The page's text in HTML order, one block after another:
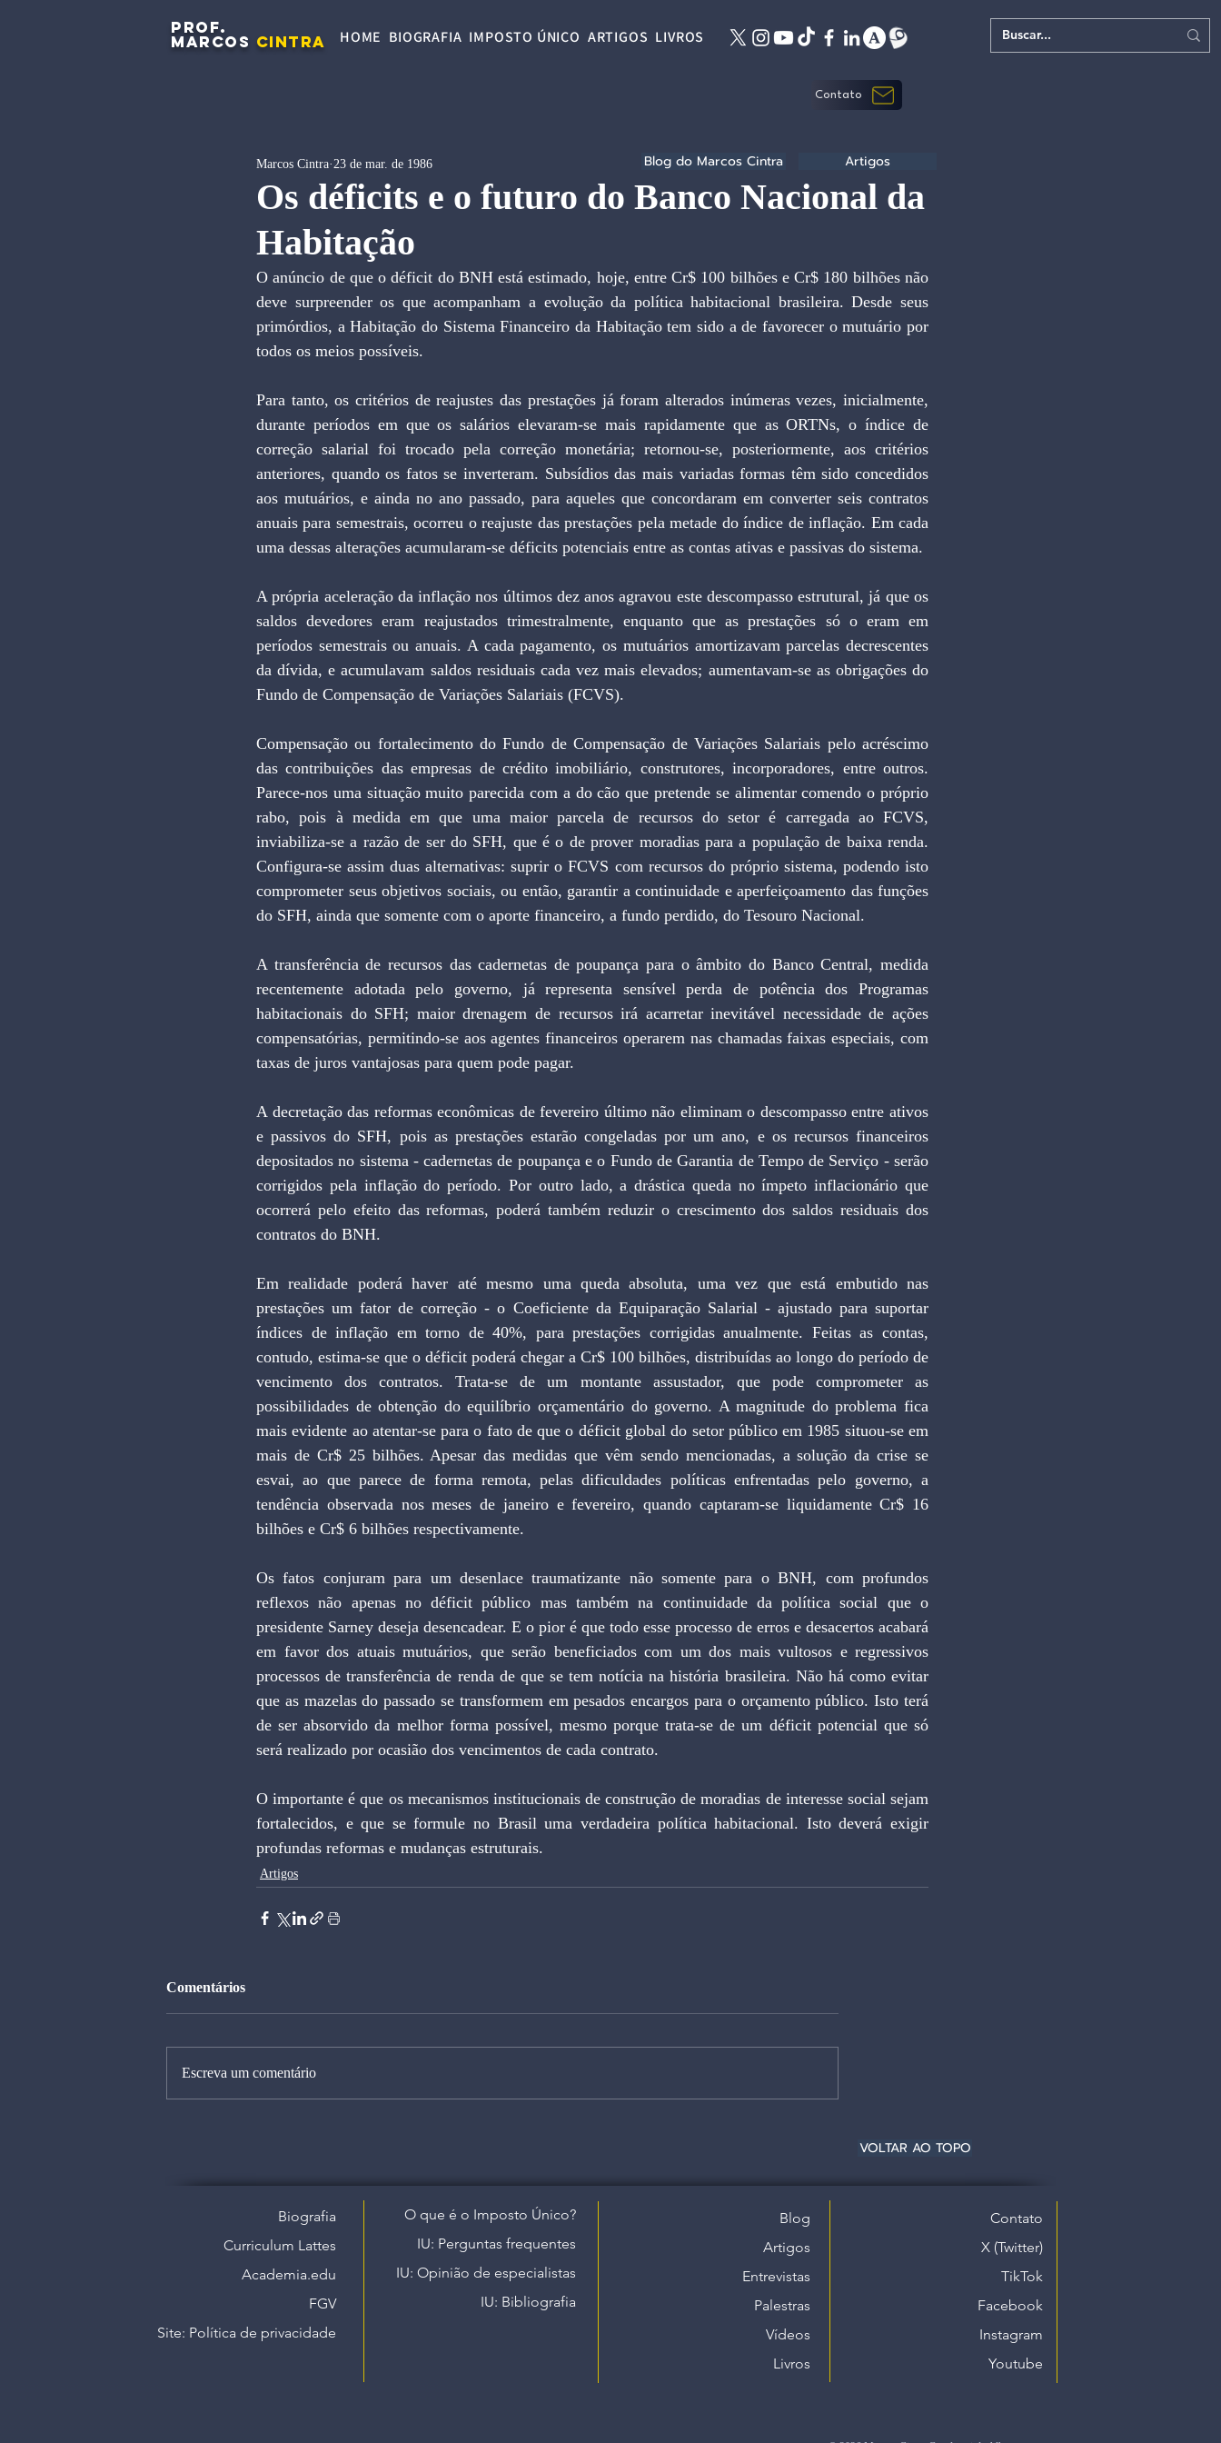
PROF.
MARCOS CINTRA HOME BIOGRAFIA IMPOSTO ÚNICO ARTIGOS LIVROS
Contato
Os déficits e o futuro do Banco Nacional da
Habitação
Marcos Cintra 23 de mar. de 1986
O anúncio de que o déficit do BNH está estimado, hoje, entre Cr$ 100 bilhões e Cr$ 180 bilhões não
deve surpreender os que acompanham a evolução da política habitacional brasileira. Desde seus
primórdios, a Habitação do Sistema Financeiro da Habitação tem sido a de favorecer o mutuário por
todos os meios possíveis.
Para tanto, os critérios de reajustes das prestações já foram alterados inúmeras vezes, inicialmente,
durante períodos em que os salários elevaram-se mais rapidamente que as ORTNs, o índice de
correção salarial foi trocado pela correção monetária; retornou-se, posteriormente, aos critérios
anteriores, quando os fatos se inverteram. Subsídios das mais variadas formas têm sido concedidos
aos mutuários, e ainda no ano passado, para aqueles que concordaram em converter seis contratos
anuais para semestrais, ocorreu o reajuste das prestações pela metade do índice de inflação. Em cada
uma dessas alterações acumularam-se déficits potenciais entre as contas ativas e passivas do sistema.
A própria aceleração da inflação nos últimos dez anos agravou este descompasso estrutural, já que os
saldos devedores eram reajustados trimestralmente, enquanto que as prestações só o eram em
períodos semestrais ou anuais. A cada pagamento, os mutuários amortizavam parcelas decrescentes
da dívida, e acumulavam saldos residuais cada vez mais elevados; aumentavam-se as obrigações do
Fundo de Compensação de Variações Salariais (FCVS).
Compensação ou fortalecimento do Fundo de Compensação de Variações Salariais pelo acréscimo
das contribuições das empresas de crédito imobiliário, construtores, incorporadores, entre outros.
Parece-nos uma situação muito parecida com a do cão que pretende se alimentar comendo o próprio
rabo, pois à medida em que uma maior parcela de recursos do setor é carregada ao FCVS,
inviabiliza-se a razão de ser do SFH, que é o de prover moradias para a população de baixa renda.
Configura-se assim duas alternativas: suprir o FCVS com recursos do próprio sistema, podendo isto
comprometer seus objetivos sociais, ou então, garantir a continuidade e aperfeiçoamento das funções
do SFH, ainda que somente com o aporte financeiro, a fundo perdido, do Tesouro Nacional.
A transferência de recursos das cadernetas de poupança para o âmbito do Banco Central, medida
recentemente adotada pelo governo, já representa sensível perda de potência dos Programas
habitacionais do SFH; maior drenagem de recursos irá acarretar inevitável necessidade de ações
compensatórias, permitindo-se aos agentes financeiros operarem nas chamadas faixas especiais, com
taxas de juros vantajosas para quem pode pagar.
A decretação das reformas econômicas de fevereiro último não eliminam o descompasso entre ativos
e passivos do SFH, pois as prestações estarão congeladas por um ano, e os recursos financeiros
depositados no sistema - cadernetas de poupança e o Fundo de Garantia de Tempo de Serviço - serão
corrigidos pela inflação do período. Por outro lado, a drástica queda no ímpeto inflacionário que
ocorrerá pelo efeito das reformas, poderá também reduzir o crescimento dos saldos residuais dos
contratos do BNH.
Em realidade poderá haver até mesmo uma queda absoluta, uma vez que está embutido nas
prestações um fator de correção - o Coeficiente da Equiparação Salarial - ajustado para suportar
índices de inflação em torno de 40%, para prestações corrigidas anualmente. Feitas as contas,
contudo, estima-se que o déficit poderá chegar a Cr$ 100 bilhões, distribuídas ao longo do período de
vencimento dos contratos. Trata-se de um montante assustador, que pode comprometer as
possibilidades de obtenção do equilíbrio orçamentário do governo. A magnitude do problema fica
mais evidente ao atentar-se para o fato de que o déficit global do setor público em 1985 situou-se em
mais de Cr$ 25 bilhões. Apesar das medidas que vêm sendo mencionadas, a solução da crise se
esvai, ao que parece de forma remota, pelas dificuldades políticas enfrentadas pelo governo, a
tendência observada nos meses de janeiro e fevereiro, quando captaram-se liquidamente Cr$ 16
bilhões e Cr$ 6 bilhões respectivamente.
Os fatos conjuram para um desenlace traumatizante não somente para o BNH, com profundos
reflexos não apenas no déficit público mas também na continuidade da política social que o
presidente Sarney deseja desencadear. E o pior é que todo esse processo de erros e desacertos acabará
em favor dos atuais mutuários, que serão beneficiados com um dos mais vultosos e regressivos
processos de transferência de renda de que se tem notícia na história brasileira. Não há como evitar
que as mazelas do passado se transformem em pesados encargos para o orçamento público. Isto terá
de ser absorvido da melhor forma possível, mesmo porque trata-se de um déficit potencial que só
será realizado por ocasião dos vencimentos de cada contrato.
O importante é que os mecanismos institucionais de construção de moradias de interesse social sejam
fortalecidos, e que se formule no Brasil uma verdadeira política habitacional. Isto deverá exigir
profundas reformas e mudanças estruturais.
Artigos
Comentários
Escreva um comentário
Blog do Marcos Cintra Artigos
VOLTAR AO TOPO
Biografia
Curriculum Lattes
Academia.edu
FGV
Site: Política de privacidade​
O que é o Imposto Único?
IU: Perguntas frequentes
IU: Opinião de especialistas
IU: Bibliografia
Blog
Artigos
Entrevistas
Palestras
Vídeos
Livros
Contato
X (Twitter)
TikTok
Facebook
Instagram
Youtube